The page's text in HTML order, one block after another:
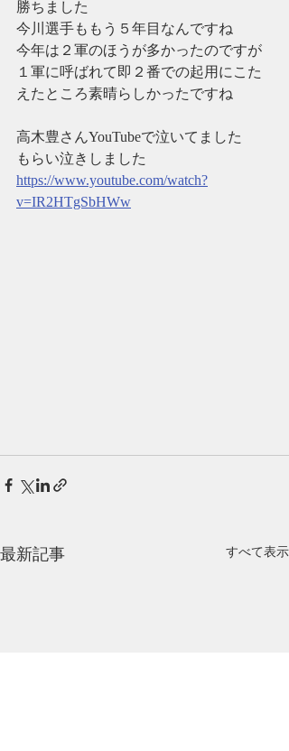
勝ちました
今川選手ももう５年目なんですね
今年は２軍のほうが多かったのですが
１軍に呼ばれて即２番での起用にこた
えたところ素晴らしかったですね
高木豊さんYouTubeで泣いてました
もらい泣きしました
https://www.youtube.com/watch?
v=IR2HTgSbHWw
最新記事 すべて表示